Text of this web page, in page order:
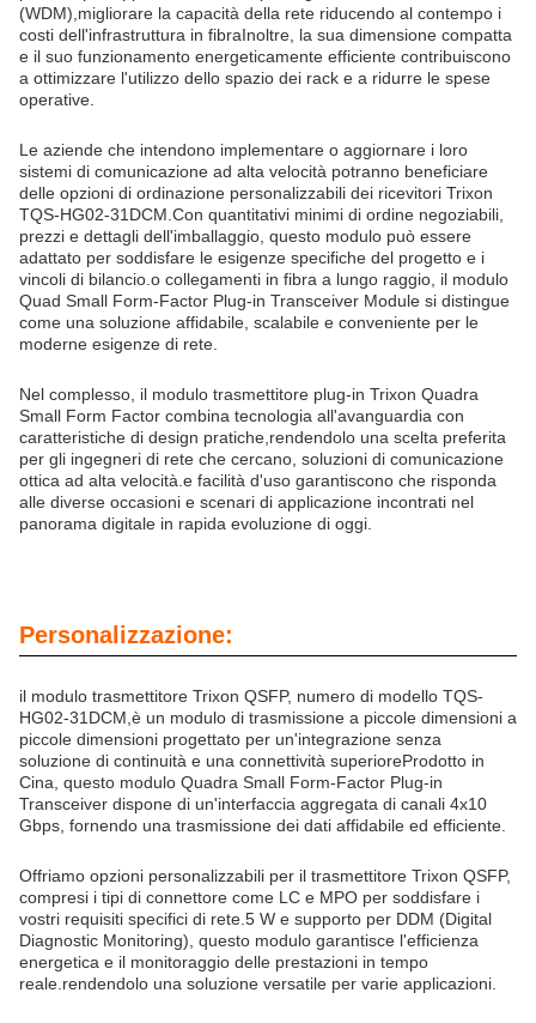
(WDM),migliorare la capacità della rete riducendo al contempo i
costi dell'infrastruttura in fibraInoltre, la sua dimensione compatta
e il suo funzionamento energeticamente efficiente contribuiscono
a ottimizzare l'utilizzo dello spazio dei rack e a ridurre le spese
operative.
Le aziende che intendono implementare o aggiornare i loro
sistemi di comunicazione ad alta velocità potranno beneficiare
delle opzioni di ordinazione personalizzabili dei ricevitori Trixon
TQS-HG02-31DCM.Con quantitativi minimi di ordine negoziabili,
prezzi e dettagli dell'imballaggio, questo modulo può essere
adattato per soddisfare le esigenze specifiche del progetto e i
vincoli di bilancio.o collegamenti in fibra a lungo raggio, il modulo
Quad Small Form-Factor Plug-in Transceiver Module si distingue
come una soluzione affidabile, scalabile e conveniente per le
moderne esigenze di rete.
Nel complesso, il modulo trasmettitore plug-in Trixon Quadra
Small Form Factor combina tecnologia all'avanguardia con
caratteristiche di design pratiche,rendendolo una scelta preferita
per gli ingegneri di rete che cercano, soluzioni di comunicazione
ottica ad alta velocità.e facilità d'uso garantiscono che risponda
alle diverse occasioni e scenari di applicazione incontrati nel
panorama digitale in rapida evoluzione di oggi.
Personalizzazione:
il modulo trasmettitore Trixon QSFP, numero di modello TQS-
HG02-31DCM,è un modulo di trasmissione a piccole dimensioni a
piccole dimensioni progettato per un'integrazione senza
soluzione di continuità e una connettività superioreProdotto in
Cina, questo modulo Quadra Small Form-Factor Plug-in
Transceiver dispone di un'interfaccia aggregata di canali 4x10
Gbps, fornendo una trasmissione dei dati affidabile ed efficiente.
Offriamo opzioni personalizzabili per il trasmettitore Trixon QSFP,
compresi i tipi di connettore come LC e MPO per soddisfare i
vostri requisiti specifici di rete.5 W e supporto per DDM (Digital
Diagnostic Monitoring), questo modulo garantisce l'efficienza
energetica e il monitoraggio delle prestazioni in tempo
reale.rendendolo una soluzione versatile per varie applicazioni.